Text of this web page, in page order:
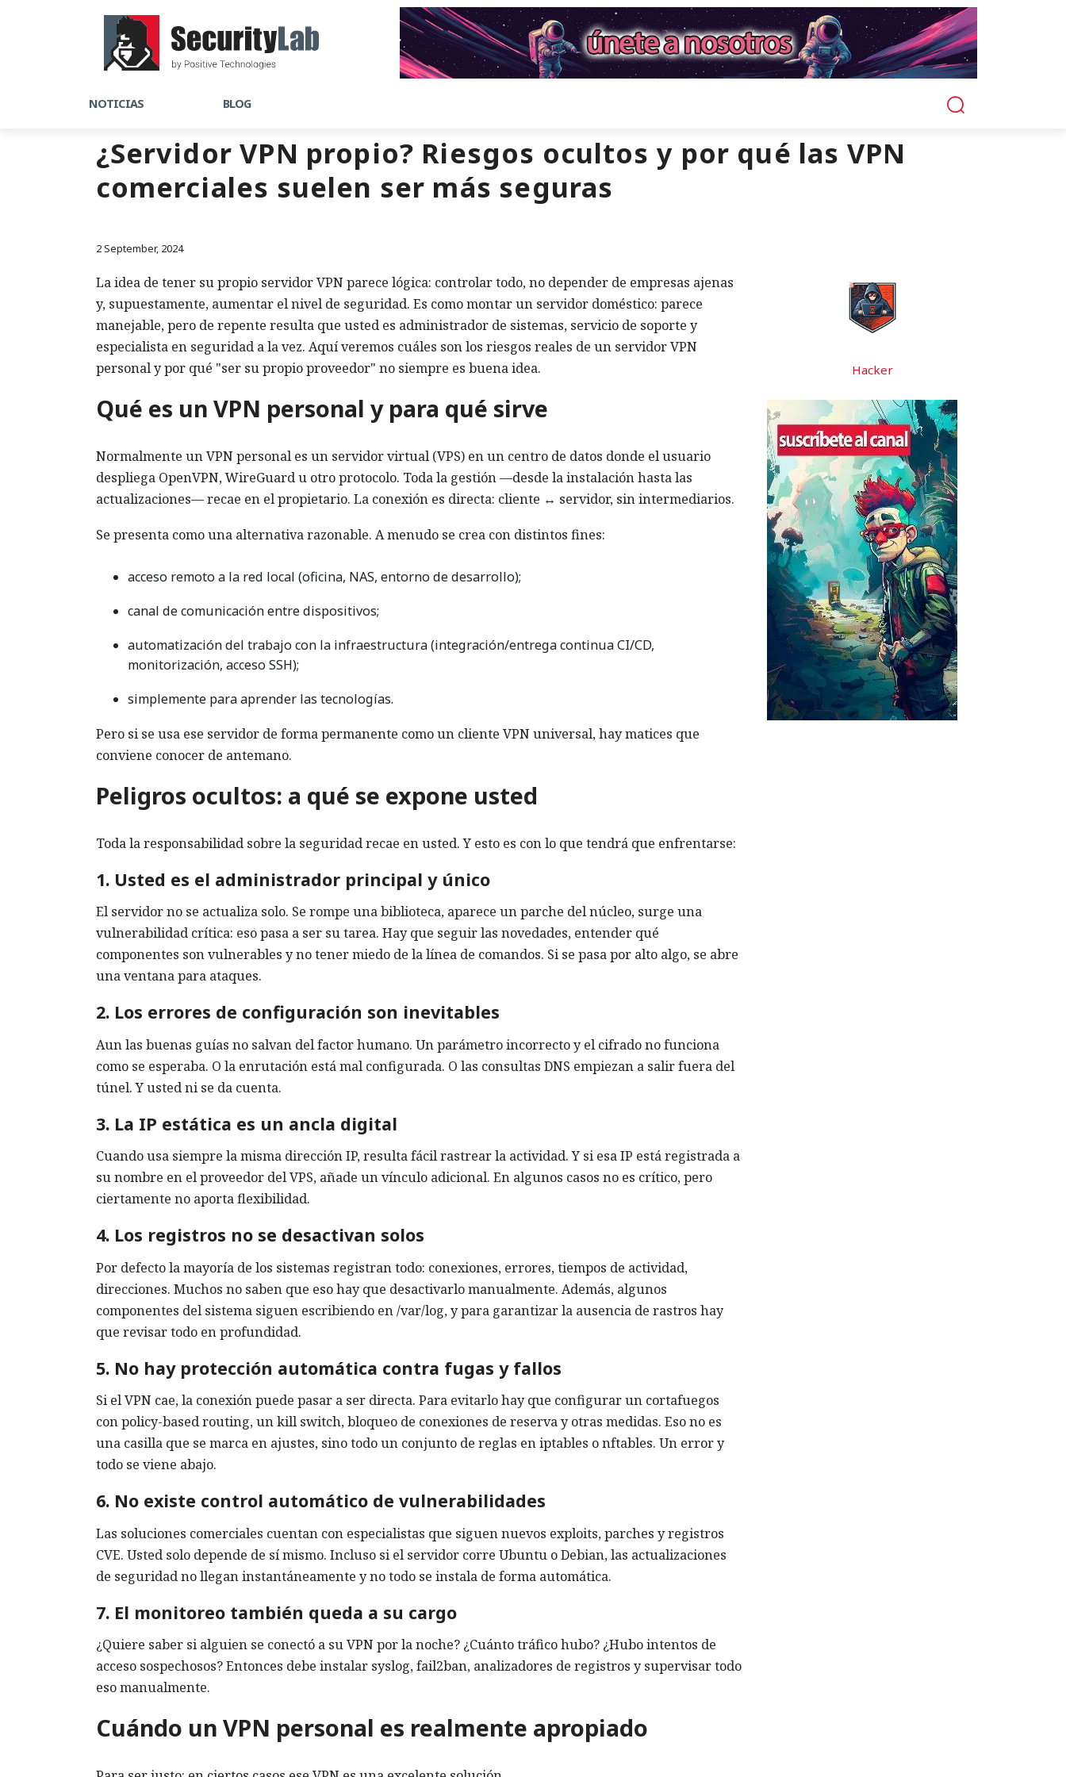
NOTICIAS BLOG
¿Servidor VPN propio? Riesgos ocultos y por qué las VPN
comerciales suelen ser más seguras
2 September, 2024
La idea de tener su propio servidor VPN parece lógica: controlar todo, no depender de empresas ajenas
y, supuestamente, aumentar el nivel de seguridad. Es como montar un servidor doméstico: parece
manejable, pero de repente resulta que usted es administrador de sistemas, servicio de soporte y
especialista en seguridad a la vez. Aquí veremos cuáles son los riesgos reales de un servidor VPN
personal y por qué "ser su propio proveedor" no siempre es buena idea.
Qué es un VPN personal y para qué sirve
Normalmente un VPN personal es un servidor virtual (VPS) en un centro de datos donde el usuario
despliega OpenVPN, WireGuard u otro protocolo. Toda la gestión —desde la instalación hasta las
actualizaciones— recae en el propietario. La conexión es directa: cliente ↔ servidor, sin intermediarios.
Se presenta como una alternativa razonable. A menudo se crea con distintos fines:
acceso remoto a la red local (oficina, NAS, entorno de desarrollo);
canal de comunicación entre dispositivos;
automatización del trabajo con la infraestructura (integración/entrega continua CI/CD,
monitorización, acceso SSH);
simplemente para aprender las tecnologías.
Pero si se usa ese servidor de forma permanente como un cliente VPN universal, hay matices que
conviene conocer de antemano.
Peligros ocultos: a qué se expone usted
Toda la responsabilidad sobre la seguridad recae en usted. Y esto es con lo que tendrá que enfrentarse:
1. Usted es el administrador principal y único
El servidor no se actualiza solo. Se rompe una biblioteca, aparece un parche del núcleo, surge una
vulnerabilidad crítica: eso pasa a ser su tarea. Hay que seguir las novedades, entender qué
componentes son vulnerables y no tener miedo de la línea de comandos. Si se pasa por alto algo, se abre
una ventana para ataques.
2. Los errores de configuración son inevitables
Aun las buenas guías no salvan del factor humano. Un parámetro incorrecto y el cifrado no funciona
como se esperaba. O la enrutación está mal configurada. O las consultas DNS empiezan a salir fuera del
túnel. Y usted ni se da cuenta.
3. La IP estática es un ancla digital
Cuando usa siempre la misma dirección IP, resulta fácil rastrear la actividad. Y si esa IP está registrada a
su nombre en el proveedor del VPS, añade un vínculo adicional. En algunos casos no es crítico, pero
ciertamente no aporta flexibilidad.
4. Los registros no se desactivan solos
Por defecto la mayoría de los sistemas registran todo: conexiones, errores, tiempos de actividad,
direcciones. Muchos no saben que eso hay que desactivarlo manualmente. Además, algunos
componentes del sistema siguen escribiendo en /var/log, y para garantizar la ausencia de rastros hay
que revisar todo en profundidad.
5. No hay protección automática contra fugas y fallos
Si el VPN cae, la conexión puede pasar a ser directa. Para evitarlo hay que configurar un cortafuegos
con policy-based routing, un kill switch, bloqueo de conexiones de reserva y otras medidas. Eso no es
una casilla que se marca en ajustes, sino todo un conjunto de reglas en iptables o nftables. Un error y
todo se viene abajo.
6. No existe control automático de vulnerabilidades
Las soluciones comerciales cuentan con especialistas que siguen nuevos exploits, parches y registros
CVE. Usted solo depende de sí mismo. Incluso si el servidor corre Ubuntu o Debian, las actualizaciones
de seguridad no llegan instantáneamente y no todo se instala de forma automática.
7. El monitoreo también queda a su cargo
¿Quiere saber si alguien se conectó a su VPN por la noche? ¿Cuánto tráfico hubo? ¿Hubo intentos de
acceso sospechosos? Entonces debe instalar syslog, fail2ban, analizadores de registros y supervisar todo
eso manualmente.
Cuándo un VPN personal es realmente apropiado
Hacker